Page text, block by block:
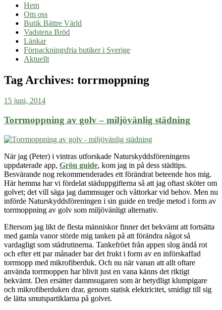
Hem
Om oss
Butik Bättre Värld
Vadstena Bröd
Länkar
Förpackningsfria butiker i Sverige
Aktuellt
Tag Archives: torrmoppning
15 juni, 2014
Torrmoppning av golv – miljövänlig städning
När jag (Peter) i vintras utforskade Naturskyddsföreningens
uppdaterade app, Grön guide, kom jag in på dess städtips.
Besvärande nog rekommenderades ett förändrat beteende hos mig.
Här hemma har vi fördelat städuppgifterna så att jag oftast sköter om
golvet; det vill säga jag dammsuger och våttorkar vid behov. Men nu
införde Naturskyddsföreningen i sin guide en tredje metod i form av
torrmoppning av golv som miljövänligt alternativ.
Eftersom jag likt de flesta människor finner det bekvämt att fortsätta
med gamla vanor störde mig tanken på att förändra något så
vardagligt som städrutinerna. Tankefröet från appen slog ändå rot
och efter ett par månader bar det frukt i form av en införskaffad
torrmopp med mikrofiberduk. Och nu när vanan att allt oftare
använda torrmoppen har blivit just en vana känns det riktigt
bekvämt. Den ersätter dammsugaren som är betydligt klumpigare
och mikrofiberduken drar, genom statisk elektricitet, smidigt till sig
de lätta smutspartiklarna på golvet.